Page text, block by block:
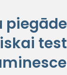
piegāde